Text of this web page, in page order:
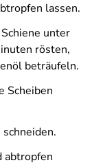
lassen.
unter
rösten,
beträufeln.
Scheiben
abtropfen